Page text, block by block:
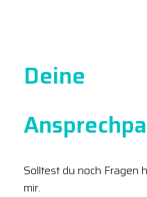
Deine
Solltest du noch Fragen
mir.